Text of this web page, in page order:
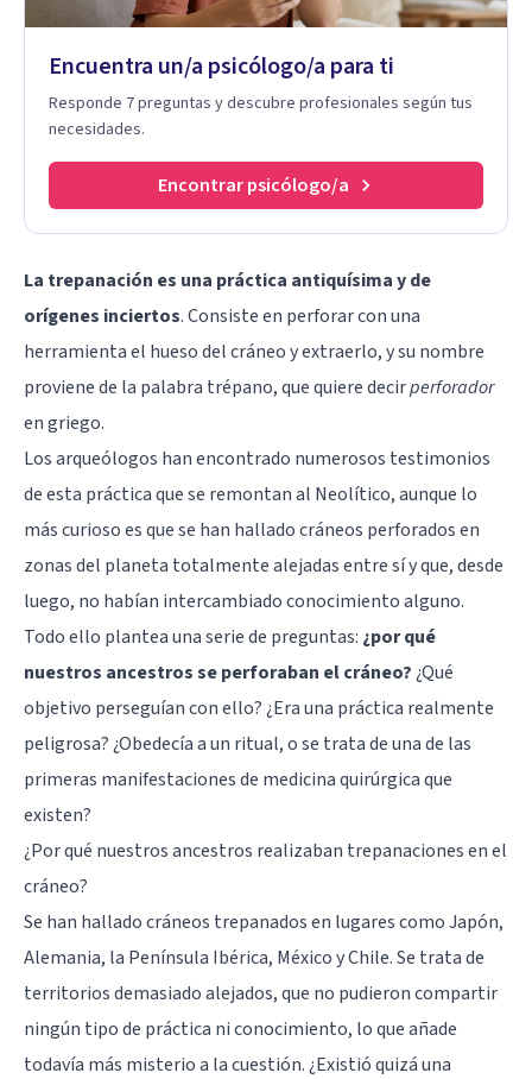
Encuentra un/a psicólogo/a para ti
Responde 7 preguntas y descubre profesionales según tus
necesidades.
Encontrar psicólogo/a
La trepanación es una práctica antiquísima y de
orígenes inciertos. Consiste en perforar con una
herramienta el hueso del cráneo y extraerlo, y su nombre
proviene de la palabra trépano, que quiere decirperforador
en griego.
Los arqueólogos han encontrado numerosos testimonios
de esta práctica que se remontan al Neolítico, aunque lo
más curioso es que se han hallado cráneos perforados en
zonas del planeta totalmente alejadas entre sí y que, desde
luego, no habían intercambiado conocimiento alguno.
Todo ello plantea una serie de preguntas: ¿por qué
nuestros ancestros se perforaban el cráneo?¿Qué
objetivo perseguían con ello? ¿Era una práctica realmente
peligrosa? ¿Obedecía a un ritual, o se trata de una de las
primeras manifestaciones de medicina quirúrgica que
existen?
¿Por qué nuestros ancestros realizaban trepanaciones en el
cráneo?
Se han hallado cráneos trepanados en lugares como Japón,
Alemania, la Península Ibérica, México y Chile. Se trata de
territorios demasiado alejados, que no pudieron compartir
ningún tipo de práctica ni conocimiento, lo que añade
todavía más misterio a la cuestión. ¿Existió quizá una